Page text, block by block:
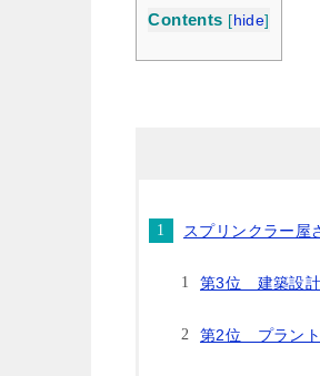
Contents [ hide]
スプリンクラー屋
第3位 建築設
第2位 プラント